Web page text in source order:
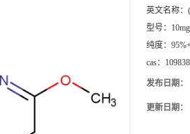
英文名称：
型号：
纯度：
cas：
发布日期：
更新日期：